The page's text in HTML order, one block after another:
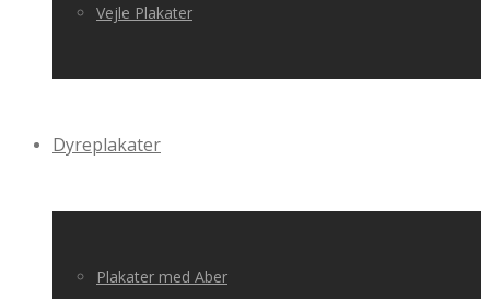
Vejle Plakater
Dyreplakater
Plakater med Aber